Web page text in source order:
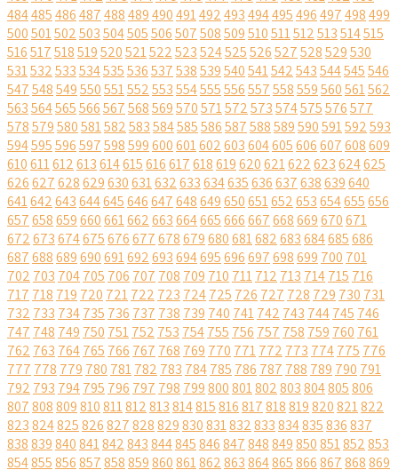
484485486487488489490491492493494495496497498499
500501502503504505506507508509510511512513514515
516517518519520521522523524525526527528529530
531532533534535536537538539540541542543544545546
547548549550551552553554555556557558559560561562
563564565566567568569570571572573574575576577
578579580581582583584585586587588589590591592593
594595596597598599600601602603604605606607608609
610611612613614615616617618619620621622623624625
626627628629630631632633634635636637638639640
641642643644645646647648649650651652653654655656
657658659660661662663664665666667668669670671
672673674675676677678679680681682683684685686
687688689690691692693694695696697698699 700 701
702 703 704705 706 707 708 709 710 711712 713 714715 716
717 718 719 720 721722 723 724725 726 727 728 729 730 731
732 733 734735 736 737 738 739 740 741742 743 744745 746
747 748 749 750 751752 753 754755 756 757 758 759 760 761
762 763 764765 766 767 768 769 770 771772 773 774775 776
777 778 779 780 781782 783 784785 786 787 788 789 790 791
792 793 794795 796 797 798 799800801802803804805806
807808809810811812813814815816817818819820821822
823824825826827828829830831832833834835836837
838839840841842843844845846847848849850851852853
854855856857858859860861862863864865866867868869